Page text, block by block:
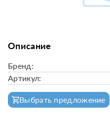
Описание
Бренд:
Артикул:
Выбрать предложение